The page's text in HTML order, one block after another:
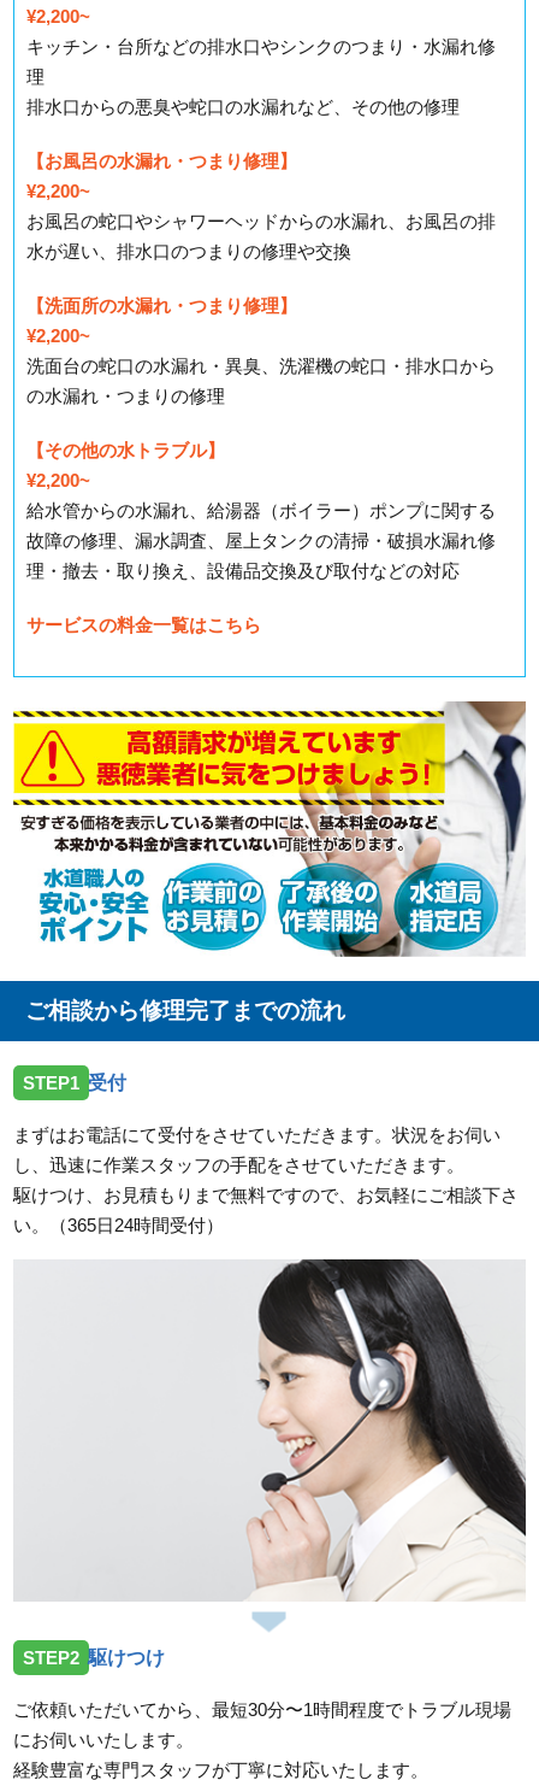
¥2,200~
キッチン・台所などの排水口やシンクのつまり・水漏れ修
理
排水口からの悪臭や蛇口の水漏れなど、その他の修理
【お風呂の水漏れ・つまり修理】
¥2,200~
お風呂の蛇口やシャワーヘッドからの水漏れ、お風呂の排
水が遅い、排水口のつまりの修理や交換
【洗面所の水漏れ・つまり修理】
¥2,200~
洗面台の蛇口の水漏れ・異臭、洗濯機の蛇口・排水口から
の水漏れ・つまりの修理
【その他の水トラブル】
¥2,200~
給水管からの水漏れ、給湯器（ボイラー）ポンプに関する
故障の修理、漏水調査、屋上タンクの清掃・破損水漏れ修
理・撤去・取り換え、設備品交換及び取付などの対応
サービスの料金一覧はこちら
ご相談から修理完了までの流れ
STEP1 受付
まずはお電話にて受付をさせていただきます。状況をお伺い
し、迅速に作業スタッフの手配をさせていただきます。
駆けつけ、お見積もりまで無料ですので、お気軽にご相談下さ
い。（365日24時間受付）
STEP2 駆けつけ
ご依頼いただいてから、最短30分〜1時間程度でトラブル現場
にお伺いいたします。
経験豊富な専門スタッフが丁寧に対応いたします。